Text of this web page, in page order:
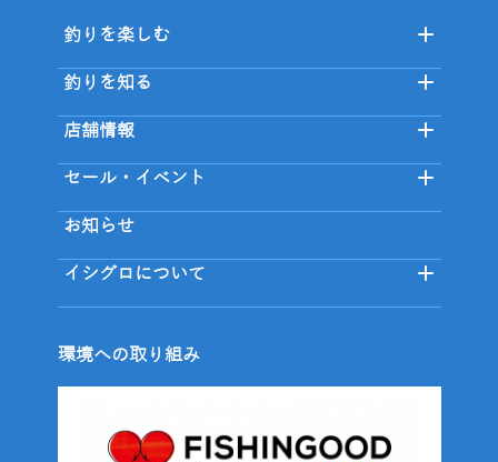
釣りを楽しむ
釣りを知る
店舗情報
セール・イベント
お知らせ
イシグロについて
環境への取り組み